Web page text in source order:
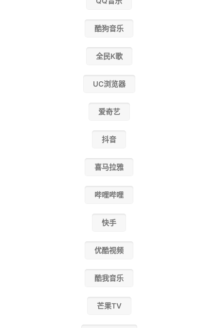
酷狗音乐
全民K歌
UC浏览器
爱奇艺
抖音
喜马拉雅
哔哩哔哩
快手
优酷视频
酷我音乐
芒果TV